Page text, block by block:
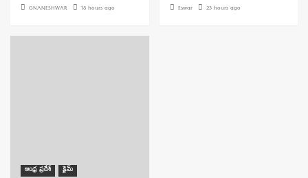
GNANESHWAR 18 hours ago Eswar 23 hours ago
ఆంధ్ర ప్రదేశ్ క్రైమ్